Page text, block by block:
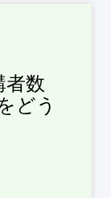
者数
どう